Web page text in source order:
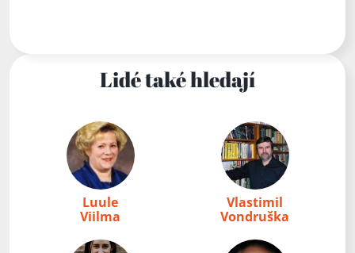
Lidé také hledají
Luule
Viilma
Vlastimil
Vondruška